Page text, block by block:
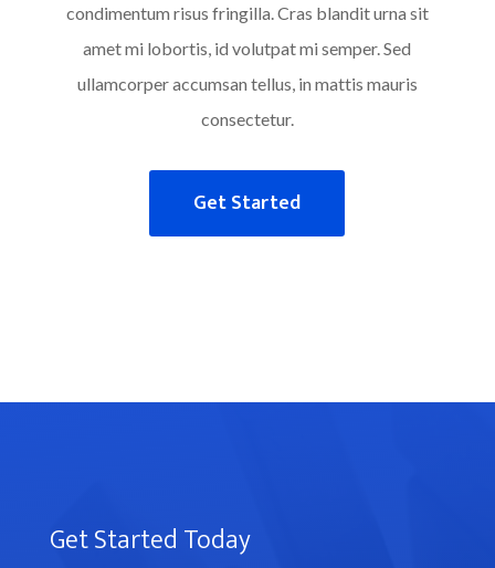
condimentum risus fringilla. Cras blandit urna sit
amet mi lobortis, id volutpat mi semper. Sed
ullamcorper accumsan tellus, in mattis mauris
consectetur.
Get Started
Get Started Today